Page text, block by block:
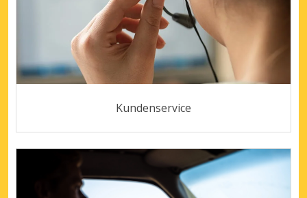
Kundenservice